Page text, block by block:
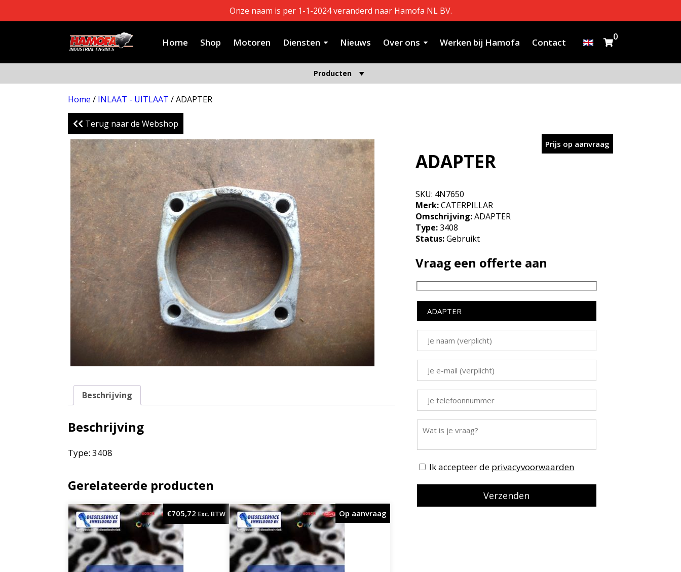
Onze naam is per 1-1-2024 veranderd naar Hamofa NL BV.
Home Shop Motoren Diensten Nieuws Over ons Werken bij Hamofa Contact
0
Producten
Home / INLAAT - UITLAAT / ADAPTER
Terug naar de Webshop
Beschrijving
Beschrijving
Type: 3408
Gerelateerde producten
€705,72 Exc. BTW Op aanvraag
ADAPTER
Prijs op aanvraag
SKU: 4N7650
Merk:CATERPILLAR
Omschrijving:ADAPTER
Type:3408
Status:Gebruikt
Vraag een offerte aan
Ik accepteer de privacyvoorwaarden